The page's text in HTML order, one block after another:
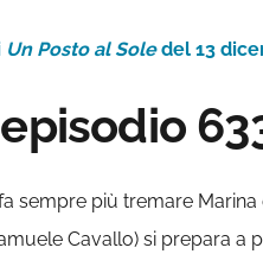
Un Posto al Soledel 13
sempre più tremare Marina
Cavallo) si prepara a